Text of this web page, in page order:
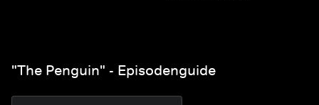
"The Penguin" - Episodenguide